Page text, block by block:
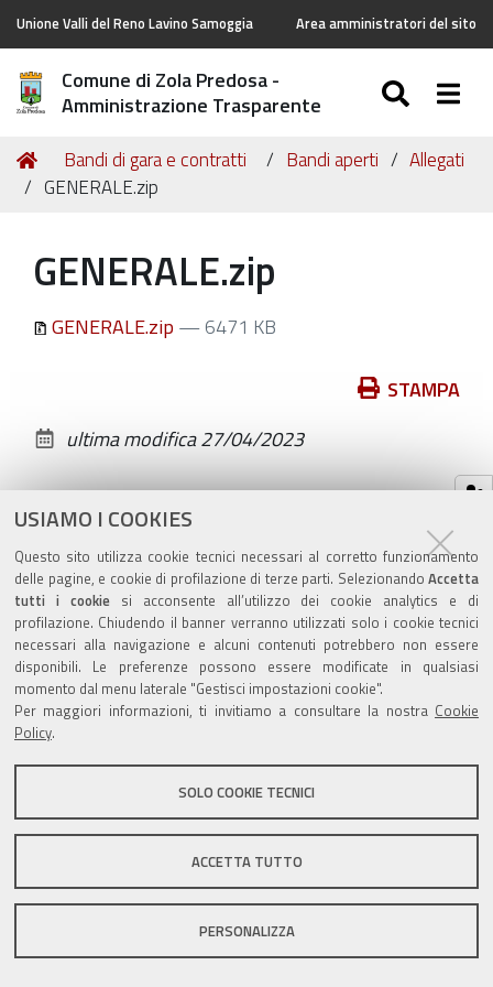
USIAMO I COOKIES
Questo sito utilizza cookie tecnici necessari al corretto funzionamento
delle pagine, e cookie di profilazione di terze parti. Selezionando Accetta
tutti i cookiesi acconsente all’utilizzo dei cookie analytics e di
profilazione. Chiudendo il banner verranno utilizzati solo i cookie tecnici
necessari alla navigazione e alcuni contenuti potrebbero non essere
disponibili. Le preferenze possono essere modificate in qualsiasi
momento dal menu laterale "Gestisci impostazioni cookie".
Per maggiori informazioni, ti invitiamo a consultare la nostra Cookie
Policy.
SOLO COOKIE TECNICI
ACCETTA TUTTO
PERSONALIZZA
Unione Valli del Reno Lavino Samoggia Area amministratori del sito
Comune di Zola Predosa -
Amministrazione Trasparente
Tu
sei
Home
Bandi di gara e contratti Bandi aperti
Allegati
GENERALE.zip
GENERALE.zip
GENERALE.zip — 6471 KB
documento
STAMPA
ultima modifica27/04/2023
Valuta questo sito
Sito istituzionale Comune di Zola Predosa
Privacy policy|DPO|Accessibilità